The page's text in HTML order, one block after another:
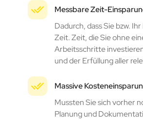
Messbare Zeit-
Dadurch, dass Sie bzw.
Zeit. Zeit, die Sie ohne
Arbeitsschritte
und der Erfüllung aller
Massive
Mussten Sie sich vorher
Planung und